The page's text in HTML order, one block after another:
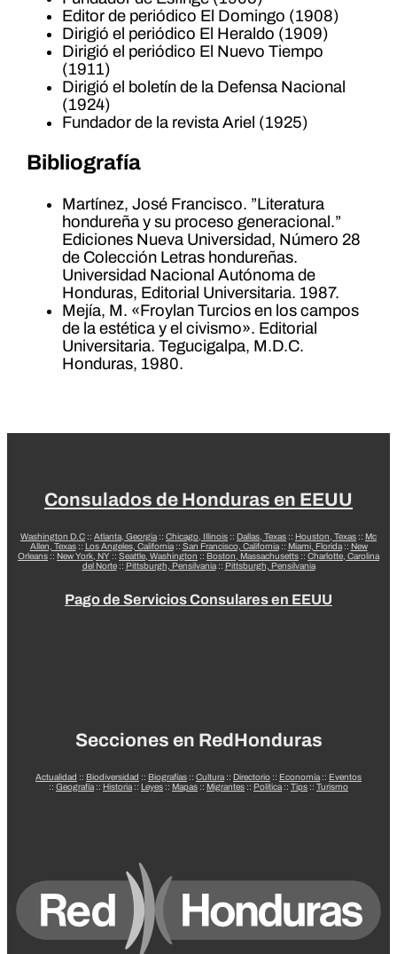
Editor de periódico El Domingo (1908)
Dirigió el periódico El Heraldo (1909)
Dirigió el periódico El Nuevo Tiempo
(1911)
Dirigió el boletín de la Defensa Nacional
(1924)
Fundador de la revista Ariel (1925)
Bibliografía
Martínez, José Francisco. ”Literatura
hondureña y su proceso generacional.”
Ediciones Nueva Universidad, Número 28
de Colección Letras hondureñas.
Universidad Nacional Autónoma de
Honduras, Editorial Universitaria. 1987.
Mejía, M. «Froylan Turcios en los campos
de la estética y el civismo». Editorial
Universitaria. Tegucigalpa, M.D.C.
Honduras, 1980.
Consulados de Honduras en EEUU
Washington D.C :: Atlanta, Georgia:: Chicago, Illinois :: Dallas, Texas :: Houston, Texas :: Mc
Allen, Texas:: Los Angeles, California:: San Francisco, California:: Miami, Florida:: New
Orleans :: New York, NY :: Seattle, Washington :: Boston, Massachusetts :: Charlotte, Carolina
del Norte:: Pittsburgh, Pensilvania:: Pittsburgh, Pensilvania
Pago de Servicios Consulares en EEUU
Secciones en RedHonduras
Actualidad :: Biodiversidad :: Biografías :: Cultura :: Directorio :: Economía :: Eventos
:: Geografía :: Historia :: Leyes :: Mapas :: Migrantes :: Política :: Tips :: Turismo